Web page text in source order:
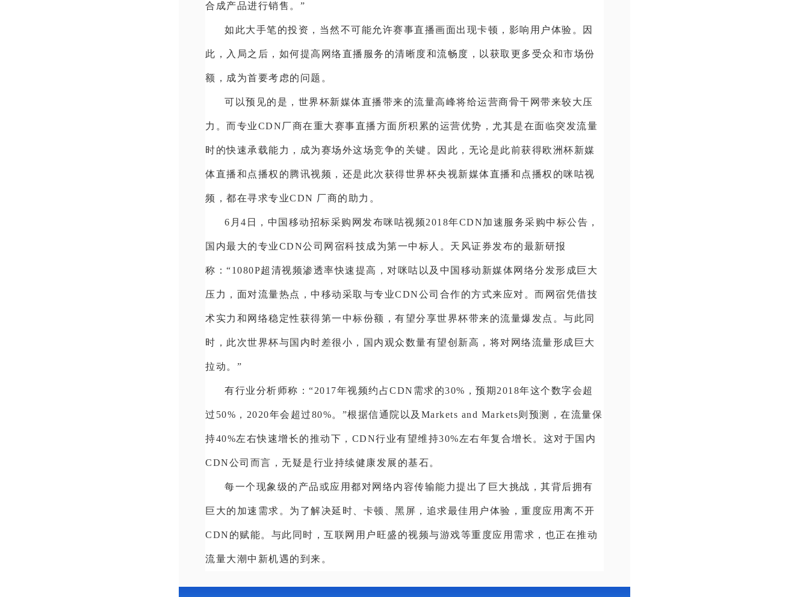
合成产品进行销售。”
如此大手笔的投资，当然不可能允许赛事直播画面出现卡顿，影响用户体验。因
此，入局之后，如何提高网络直播服务的清晰度和流畅度，以获取更多受众和市场份
额，成为首要考虑的问题。
可以预见的是，世界杯新媒体直播带来的流量高峰将给运营商骨干网带来较大压
力。而专业CDN厂商在重大赛事直播方面所积累的运营优势，尤其是在面临突发流量
时的快速承载能力，成为赛场外这场竞争的关键。因此，无论是此前获得欧洲杯新媒
体直播和点播权的腾讯视频，还是此次获得世界杯央视新媒体直播和点播权的咪咕视
频，都在寻求专业CDN 厂商的助力。
6月4日，中国移动招标采购网发布咪咕视频2018年CDN加速服务采购中标公告，
国内最大的专业CDN公司网宿科技成为第一中标人。天风证券发布的最新研报
称：“1080P超清视频渗透率快速提高，对咪咕以及中国移动新媒体网络分发形成巨大
压力，面对流量热点，中移动采取与专业CDN公司合作的方式来应对。而网宿凭借技
术实力和网络稳定性获得第一中标份额，有望分享世界杯带来的流量爆发点。与此同
时，此次世界杯与国内时差很小，国内观众数量有望创新高，将对网络流量形成巨大
拉动。”
有行业分析师称：“2017年视频约占CDN需求的30%，预期2018年这个数字会超
过50%，2020年会超过80%。”根据信通院以及Markets and Markets则预测，在流量保
持40%左右快速增长的推动下，CDN行业有望维持30%左右年复合增长。这对于国内
CDN公司而言，无疑是行业持续健康发展的基石。
每一个现象级的产品或应用都对网络内容传输能力提出了巨大挑战，其背后拥有
巨大的加速需求。为了解决延时、卡顿、黑屏，追求最佳用户体验，重度应用离不开
CDN的赋能。与此同时，互联网用户旺盛的视频与游戏等重度应用需求，也正在推动
流量大潮中新机遇的到来。